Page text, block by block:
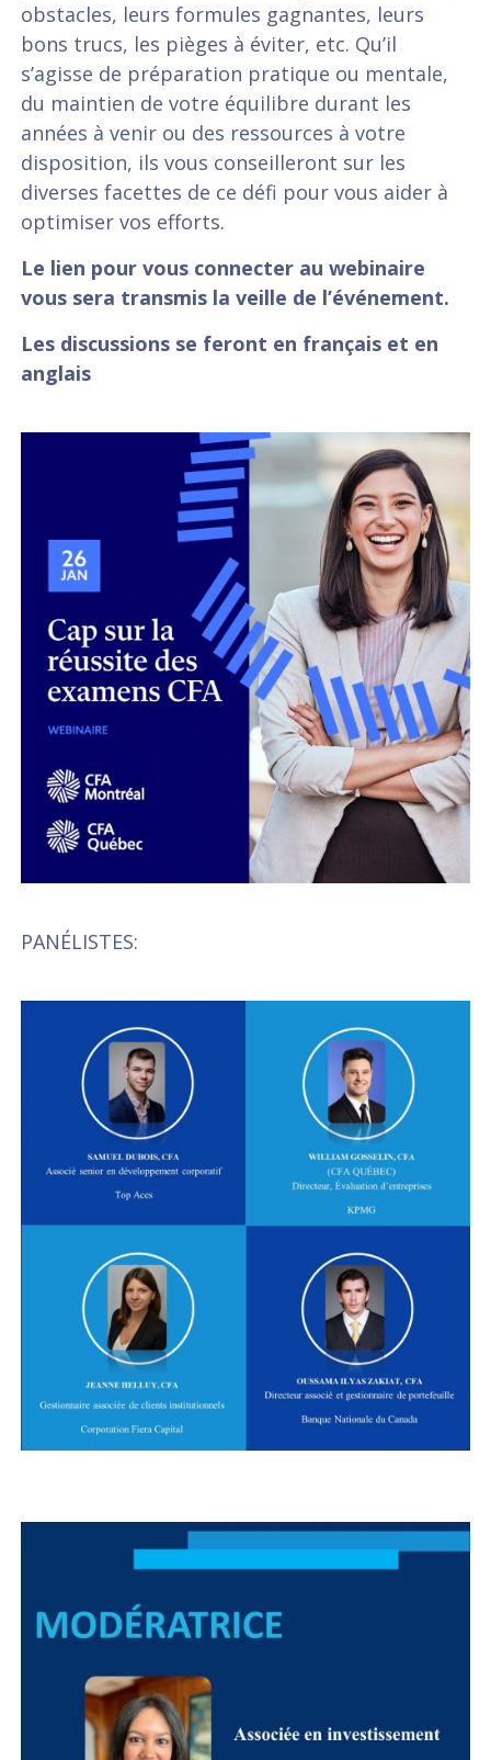
obstacles, leurs formules gagnantes, leurs
bons trucs, les pièges à éviter, etc. Qu’il
s’agisse de préparation pratique ou mentale,
du maintien de votre équilibre durant les
années à venir ou des ressources à votre
disposition, ils vous conseilleront sur les
diverses facettes de ce défi pour vous aider à
optimiser vos efforts.
Le lien pour vous connecter au webinaire
vous sera transmis la veille de l’événement.
Les discussions se feront en français et en
anglais
PANÉLISTES: